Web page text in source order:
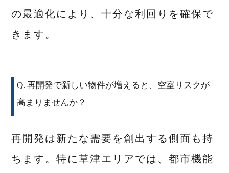
の最適化により、十分な利回りを確保で
きます。
Q. 再開発で新しい物件が増えると、空室リスクが
高まりませんか？
再開発は新たな需要を創出する側面も持
ちます。特に草津エリアでは、都市機能